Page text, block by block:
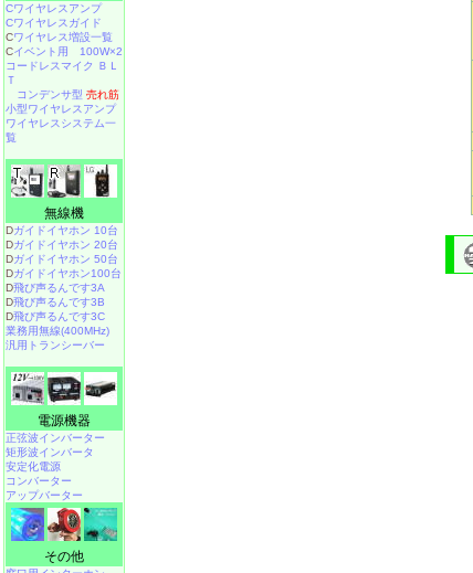
Cワイヤレスアンプ
Cワイヤレスガイド
Cワイヤレス増設一覧
Cイベント用 100W×2
コードレスマイク ＢＬ
Ｔ
コンデンサ型 売れ筋
小型ワイヤレスアンプ
ワイヤレスシステム一
覧
無線機
Dガイドイヤホン 10台
Dガイドイヤホン 20台
Dガイドイヤホン 50台
Dガイドイヤホン100台
D飛び声るんです3A
D飛び声るんです3B
D飛び声るんです3C
業務用無線(400MHz)
汎用トランシーバー
電源機器
正弦波インバーター
矩形波インバータ
安定化電源
コンバーター
アップバーター
その他